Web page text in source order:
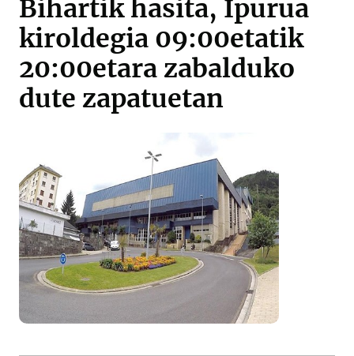
Bihartik hasita, Ipurua
kiroldegia 09:00etatik
20:00etara zabalduko
dute zapatuetan